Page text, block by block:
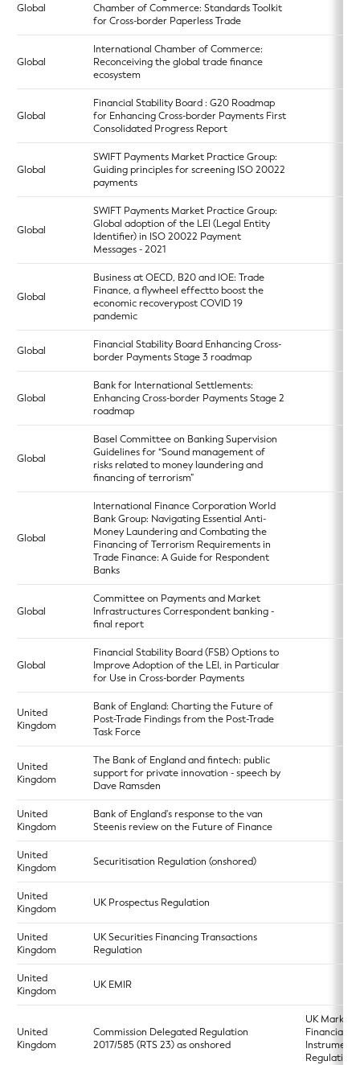
Global
Chamber of Commerce: Standards Toolkit
for Cross-border Paperless Trade
Global
International Chamber of Commerce:
Reconceiving the global trade finance
ecosystem
Global
Financial Stability Board : G20 Roadmap
for Enhancing Cross-border Payments First
Consolidated Progress Report
Global
SWIFT Payments Market Practice Group:
Guiding principles for screening ISO 20022
payments
Global
SWIFT Payments Market Practice Group:
Global adoption of the LEI (Legal Entity
Identifier) in ISO 20022 Payment
Messages - 2021
Global
Business at OECD, B20 and IOE: Trade
Finance, a flywheel effectto boost the
economic recoverypost COVID 19
pandemic
Global
Financial Stability Board Enhancing Cross-
border Payments Stage 3 roadmap
Global
Bank for International Settlements:
Enhancing Cross-border Payments Stage 2
roadmap
Global
Basel Committee on Banking Supervision
Guidelines for “Sound management of
risks related to money laundering and
financing of terrorism”
Global
International Finance Corporation World
Bank Group: Navigating Essential Anti-
Money Laundering and Combating the
Financing of Terrorism Requirements in
Trade Finance: A Guide for Respondent
Banks
Global
Committee on Payments and Market
Infrastructures Correspondent banking -
final report
Global
Financial Stability Board (FSB) Options to
Improve Adoption of the LEI, in Particular
for Use in Cross-border Payments
United
Kingdom
Bank of England: Charting the Future of
Post-Trade Findings from the Post-Trade
Task Force
United
Kingdom
The Bank of England and fintech: public
support for private innovation - speech by
Dave Ramsden
United
Kingdom
Bank of England's response to the van
Steenis review on the Future of Finance
United
Kingdom
Securitisation Regulation (onshored)
United
Kingdom
UK Prospectus Regulation
United
Kingdom
UK Securities Financing Transactions
Regulation
United
Kingdom
UK EMIR
United
Kingdom
Commission Delegated Regulation
2017/585 (RTS 23) as onshored
UK Markets
Financial
Instruments
Regulation